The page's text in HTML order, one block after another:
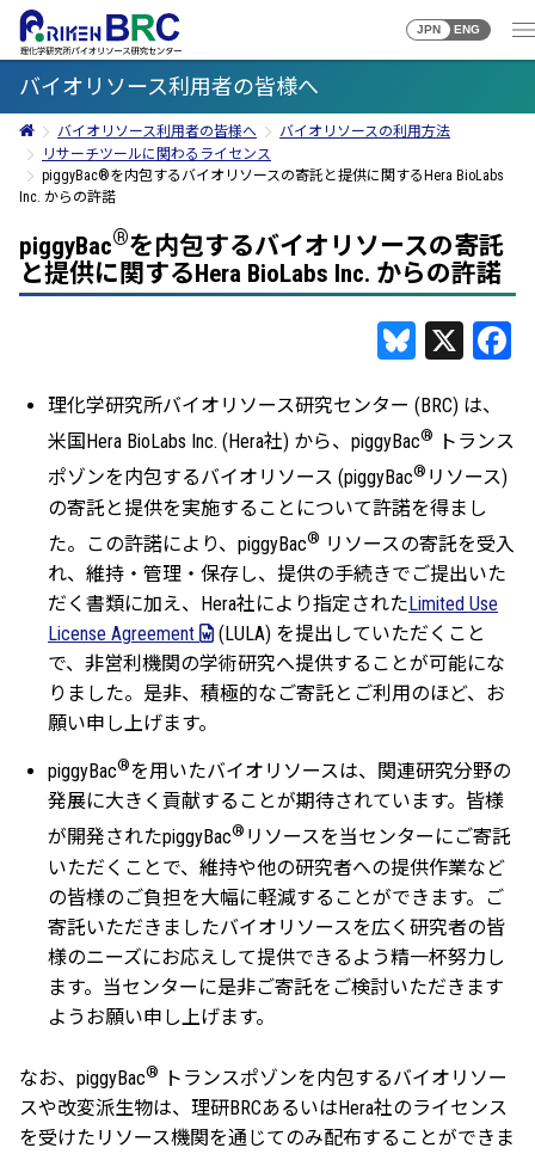
JPN ENG
バイオリソース利用者の皆様へ
バイオリソース利用者の皆様へ
バイオリソースの利用方法
リサーチツールに関わるライセンス
piggyBac®を内包するバイオリソースの寄託と提供に関するHera BioLabs
Inc. からの許諾
piggyBac®を内包するバイオリソースの寄託
と提供に関するHera BioLabs Inc. からの許諾
Bluesky
X
理化学研究所バイオリソース研究センター (BRC) は、
米国Hera BioLabs Inc. (Hera社) から、piggyBac®
トランス
ポゾンを内包するバイオリソース (piggyBac® リソース)
の寄託と提供を実施することについて許諾を得まし
た。この許諾により、piggyBac® リソースの寄託を受入
れ、維持・管理・保存し、提供の手続きでご提出いた
だく書類に加え、Hera社により指定されたLimited Use
License Agreement
(LULA) を提出していただくこと
で、非営利機関の学術研究へ提供することが可能にな
りました。是非、積極的なご寄託とご利用のほど、お
願い申し上げます。
piggyBac®を用いたバイオリソースは、関連研究分野の
発展に大きく貢献することが期待されています。皆様
が開発されたpiggyBac® リソースを当センターにご寄託
いただくことで、維持や他の研究者への提供作業など
の皆様のご負担を大幅に軽減することができます。ご
寄託いただきましたバイオリソースを広く研究者の皆
様のニーズにお応えして提供できるよう精一杯努力し
ます。当センターに是非ご寄託をご検討いただきます
ようお願い申し上げます。
なお、piggyBac®
トランスポゾンを内包するバイオリソー
スや改変派生物は、理研BRCあるいはHera社のライセンス
を受けたリソース機関を通じてのみ配布することができま